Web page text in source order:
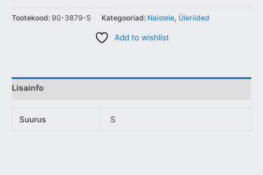
Tootekood: 90-3879-S Kategooriad: Naistele, Üleriided
Add to wishlist
Lisainfo
Suurus S